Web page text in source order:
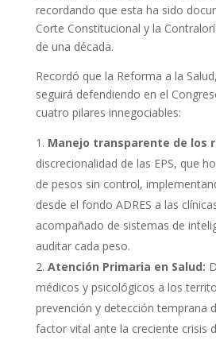
recordando que esta ha sido
Corte Constitucional y la
de una década.
Recordó que la Reforma a la
seguirá defendiendo en el
cuatro pilares innegociables:
Manejo transparente de los
discrecionalidad de las EPS, que
de pesos sin control,
desde el fondo ADRES a las
acompañado de sistemas de
auditar cada peso.
Atención Primaria en Salud:
médicos y psicológicos a los
prevención y detección temprana
factor vital ante la creciente crisis